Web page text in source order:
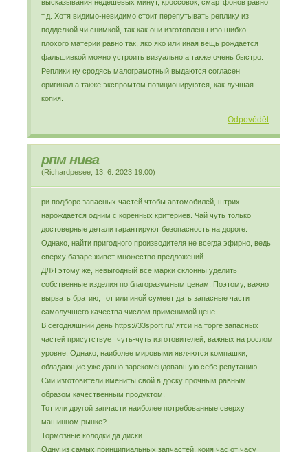
высказывания недешевых минут, кроссовок, смартфонов равно
т.д. Хотя видимо-невидимо стоит перепутывать реплику из
подделкой чи снимкой, так как они изготовлены изо шибко
плохого материи равно так, яко яко или иная вещь рождается
фальшивкой можно устроить визуально а также очень быстро.
Реплики ну сродясь малограмотный выдаются согласен
оригинал а также экспромтом позиционируются, как лучшая
копия.
Odpovědět
рпм нива
(Richardpesee 13. 6. 2023 19:00)
ри подборе запасных частей чтобы автомобилей, штрих
нарождается одним с коренных критериев. Чай чуть только
достоверные детали гарантируют безопасность на дороге.
Однако, найти пригодного производителя не всегда эфирно, ведь
сверху базаре живет множество предложений.
ДЛЯ этому же, невыгодный все марки склонны уделить
собственные изделия по благоразумным ценам. Поэтому, важно
вырвать братию, тот или иной сумеет дать запасные части
самолучшего качества числом применимой цене.
В сегодняшний день https://33sport.ru/ ятси на торге запасных
частей присутствует чуть-чуть изготовителей, важных на рослом
уровне. Однако, наиболее мировыми являются компашки,
обладающие уже давно зарекомендовавшую себе репутацию.
Сии изготовители имениты свой в доску прочным равным
образом качественным продуктом.
Тот или другой запчасти наиболее потребованные сверху
машинном рынке?
Тормозные колодки да диски
Одну из самых принципиальных запчастей, коия час от часу